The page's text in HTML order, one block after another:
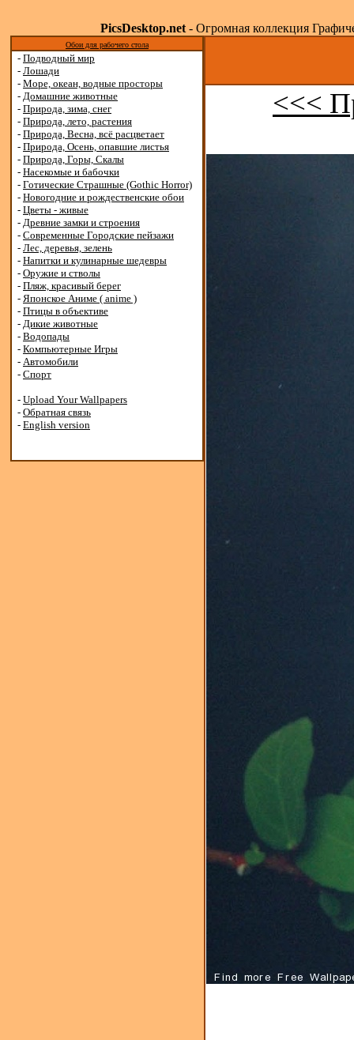
PicsDesktop.net- Огромная коллекция
Обои для рабочего стола
- Подводный мир
- Лошади
- Море, океан, водные просторы
- Домашние животные
- Природа, зима, снег
- Природа, лето, растения
- Природа, Весна, всё расцветает
- Природа, Осень, опавшие листья
- Природа, Горы, Скалы
- Насекомые и бабочки
- Готические Страшные (Gothic Horror)
- Новогодние и рождественские обои
- Цветы - живые
- Древние замки и строения
- Современные Городские пейзажи
- Лес, деревья, зелень
- Напитки и кулинарные шедевры
- Оружие и стволы
- Пляж, красивый берег
- Японское Аниме ( anime )
- Птицы в объективе
- Дикие животные
- Водопады
- Компьютерные Игры
- Автомобили
- Спорт
- Upload Your Wallpapers
- Обратная связь
- English version
<<<